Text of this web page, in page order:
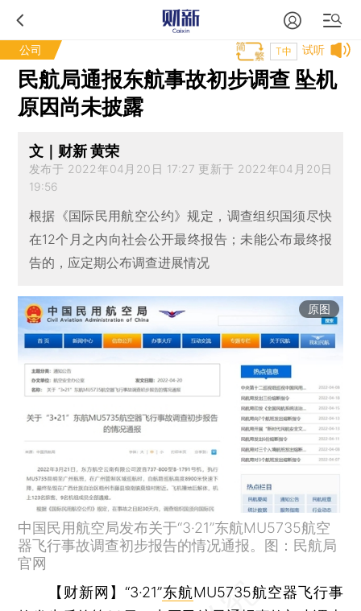
公司 试听
T中
民航局通报东航事故初步调查 坠机
原因尚未披露
文｜财新 黄荣
发布于 2022年04月20日 17:27 更新于 2022年04月20日
19:56
根据《国际民用航空公约》规定，调查组织国须尽快
在12个月之内向社会公开最终报告；未能公布最终报
告的，应定期公布调查进展情况
原图
中国民用航空局发布关于“3·21”东航MU5735航空
器飞行事故调查初步报告的情况通报。图：民航局
官网
【财新网】“3·21”东航MU5735航空器飞行事